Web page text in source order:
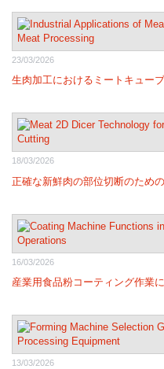
23/03/2026
生肉加工におけるミートキュー
18/03/2026
正確な新鮮肉の部位切断のため
16/03/2026
産業用食品粉コーティング作業
13/03/2026